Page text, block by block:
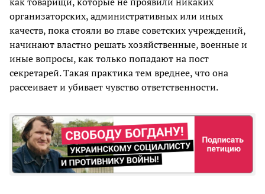
организаторских, административных или иных
качеств, пока стояли во главе советских учреждений,
начинают властно решать хозяйственные, военные и
иные вопросы, как только попадают на пост
секретарей. Такая практика тем вреднее, что она
рассеивает и убивает чувство ответственности.